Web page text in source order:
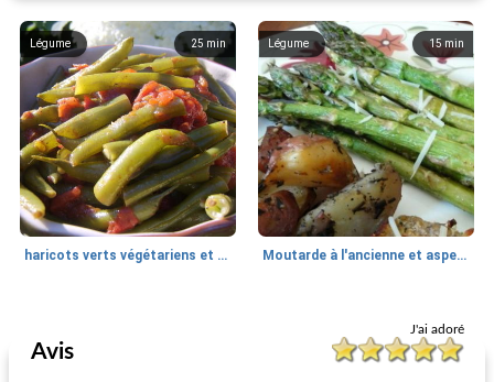
25 min
Légume
haricots verts végétariens et tomates
15 min
Légume
Moutarde à l'ancienne et asperges au romarin
J'ai adoré
Avis